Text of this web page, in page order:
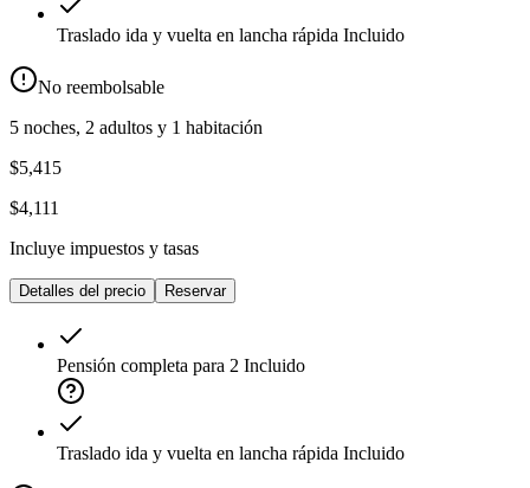
Traslado ida y vuelta en lancha rápida Incluido
No reembolsable
5 noches, 2 adultos y 1 habitación
$5,415
$4,111
Incluye impuestos y tasas
Detalles del precio Reservar
Pensión completa para 2 Incluido
Traslado ida y vuelta en lancha rápida Incluido